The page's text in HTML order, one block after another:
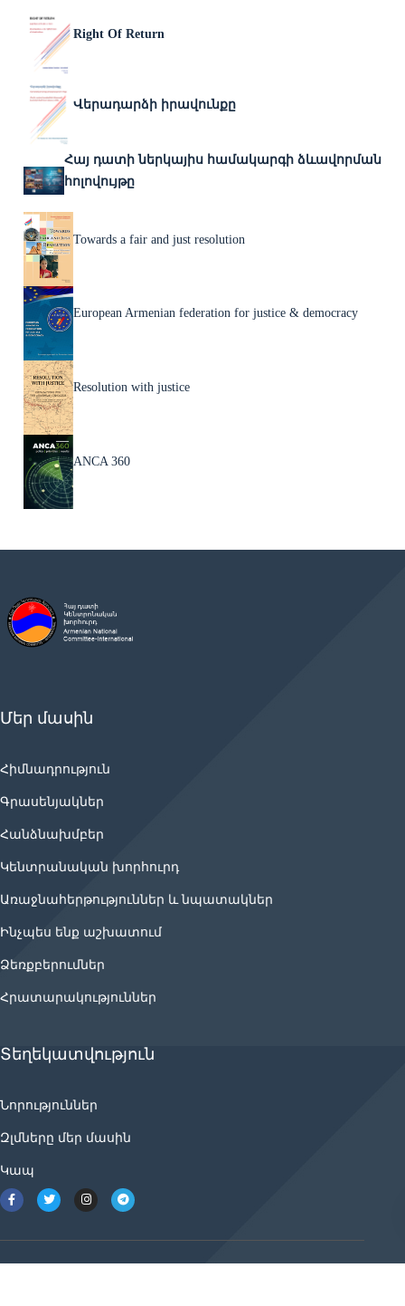
Right Of Return
Վերադարձի իրավունքը
Հայ դատի ներկայիս համակարգի ձևավորման
հոլովույթը
Towards a fair and just resolution
European Armenian federation for justice & democracy
Resolution with justice
ANCA 360
Մեր մասին
Հիմնադրություն
Գրասենյակներ
Հանձնախմբեր
Կենտրանական խորհուրդ
Առաջնահերթություններ և նպատակներ
Ինչպես ենք աշխատում
Ձեռքբերումներ
Հրատարակություններ
Տեղեկատվություն
Նորություններ
Զլմները մեր մասին
Կապ